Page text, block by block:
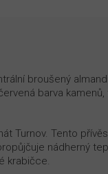
broušený
barva
Turnov. Tento
nádherný
krabičce.